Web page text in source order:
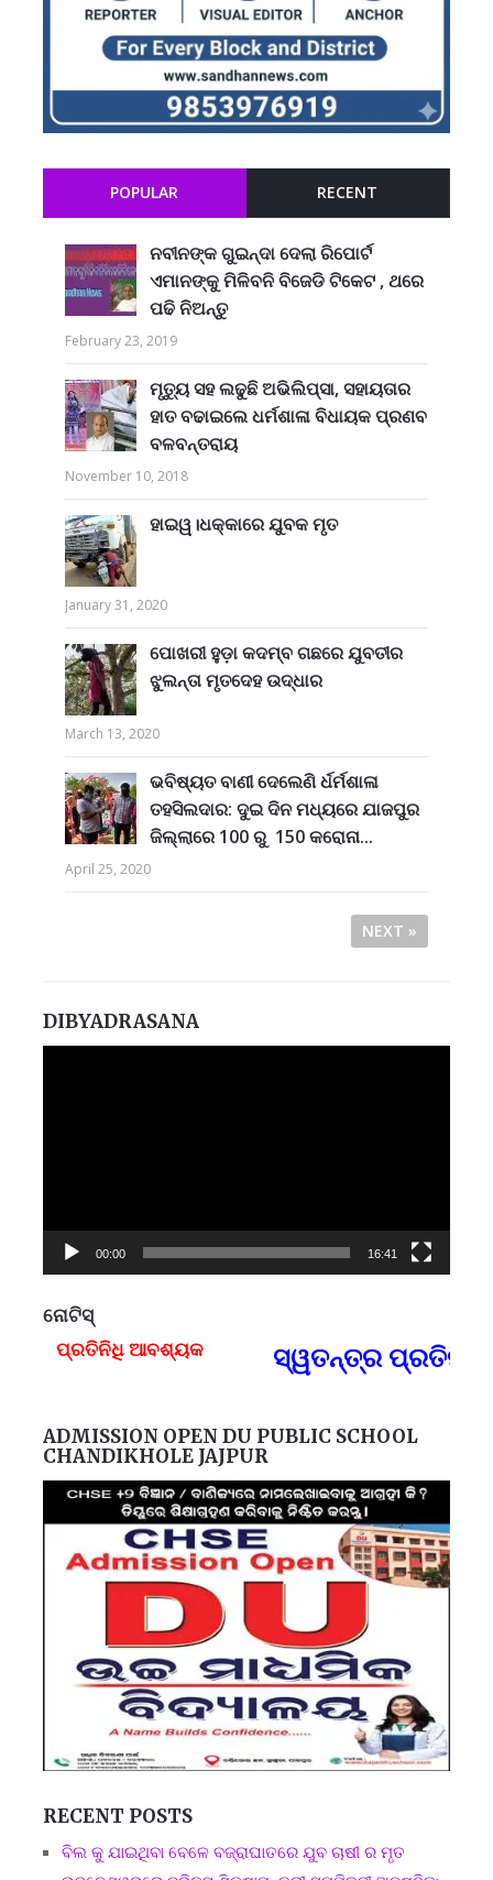
POPULAR RECENT
ନବୀନଙ୍କ ଗୁଇନ୍ଦା ଦେଲା ରିପୋର୍ଟ
ଏମାନଙ୍କୁ ମିଳିବନି ବିଜେଡି ଟିକେଟ , ଥରେ
ପଢି ନିଅନ୍ତୁ
February 23, 2019
ମୃତ୍ୟୁ ସହ ଲଢୁଛି ଅଭିଲିପ୍ସା, ସହାୟତାର
ହାତ ବଢାଇଲେ ଧର୍ମଶାଳା ବିଧାୟକ ପ୍ରଣବ
ବଳବନ୍ତରାୟ
November 10, 2018
ହାଇୱ।ଧକ୍କାରେ ଯୁବକ ମୃତ
January 31, 2020
ପୋଖରୀ ହୁଡ଼ା କଦମ୍ବ ଗଛରେ ଯୁବତୀର
ଝୁଲନ୍ତା ମୃତଦେହ ଉଦ୍ଧାର
March 13, 2020
ଭବିଷ୍ୟତ ବାଣୀ ଦେଲେଣି ର୍ଧର୍ମଶାଳା
ତହସିଲଦାର: ଦୁଇ ଦିନ ମଧ୍ୟରେ ଯାଜପୁର
ଜିଲ୍ଲାରେ 100 ରୁ 150 କରୋନା...
April 25, 2020
NEXT »
DIBYADRASANA
00:00 16:41
ନୋଟିସ୍
ଆବଶ୍ୟକ
ସ୍ୱତନ୍ତ୍ର ପ୍ରତିନିଧି
ADMISSION OPEN DU PUBLIC SCHOOL
CHANDIKHOLE JAJPUR
RECENT POSTS
ବିଲ କୁ ଯାଇଥିବା ବେଳେ ବଜ୍ରାଘାତରେ ଯୁବ ଚାଷୀ ର ମୃତ